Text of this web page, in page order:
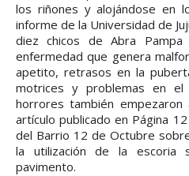
los riñones y alojándose en
informe de la Universidad de
diez chicos de Abra Pampa
enfermedad que genera
apetito, retrasos en la
motrices y problemas en el
horrores también
artículo publicado en Página
del Barrio 12 de Octubre
la utilización de la escoria
pavimento.